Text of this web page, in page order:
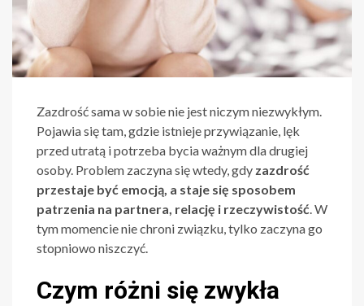
Zazdrość sama w sobie nie jest niczym niezwykłym.
Pojawia się tam, gdzie istnieje przywiązanie, lęk
przed utratą i potrzeba bycia ważnym dla drugiej
osoby. Problem zaczyna się wtedy, gdy zazdrość
przestaje być emocją, a staje się sposobem
patrzenia na partnera, relację i rzeczywistość . W
tym momencie nie chroni związku, tylko zaczyna go
stopniowo niszczyć.
Czym różni się zwykła